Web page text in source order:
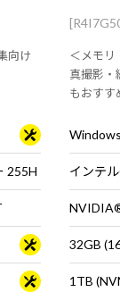
向け
255H
＜メモリ
真撮影・
もおすす
インテ
32GB
1TB